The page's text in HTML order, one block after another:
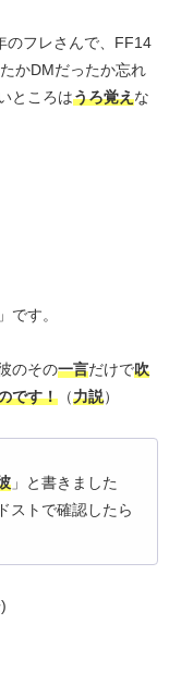
のフレさんで、FF14
かDMだったか忘れ
ところはうろ覚えな
」です。
のその一言だけで吹
です！ （力説）
」と書きました
ストで確認したら